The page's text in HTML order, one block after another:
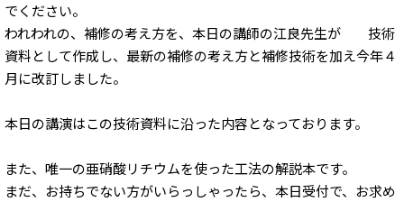
でください。
われわれの、補修の考え方を、本日の講師の江良先生が 技術
資料として作成し、最新の補修の考え方と補修技術を加え今年４
月に改訂しました。
本日の講演はこの技術資料に沿った内容となっております。
また、唯一の亜硝酸リチウムを使った工法の解説本です。
まだ、お持ちでない方がいらっしゃったら、本日受付で、お求め